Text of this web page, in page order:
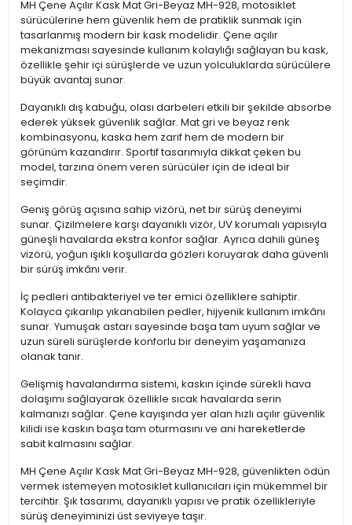
MH Çene Açılır Kask Mat Gri-Beyaz MH-928, motosiklet
sürücülerine hem güvenlik hem de pratiklik sunmak için
tasarlanmış modern bir kask modelidir. Çene açılır
mekanizması sayesinde kullanım kolaylığı sağlayan bu kask,
özellikle şehir içi sürüşlerde ve uzun yolculuklarda sürücülere
büyük avantaj sunar.
Dayanıklı dış kabuğu, olası darbeleri etkili bir şekilde absorbe
ederek yüksek güvenlik sağlar. Mat gri ve beyaz renk
kombinasyonu, kaska hem zarif hem de modern bir
görünüm kazandırır. Sportif tasarımıyla dikkat çeken bu
model, tarzına önem veren sürücüler için de ideal bir
seçimdir.
Geniş görüş açısına sahip vizörü, net bir sürüş deneyimi
sunar. Çizilmelere karşı dayanıklı vizör, UV korumalı yapısıyla
güneşli havalarda ekstra konfor sağlar. Ayrıca dahili güneş
vizörü, yoğun ışıklı koşullarda gözleri koruyarak daha güvenli
bir sürüş imkânı verir.
İç pedleri antibakteriyel ve ter emici özelliklere sahiptir.
Kolayca çıkarılıp yıkanabilen pedler, hijyenik kullanım imkânı
sunar. Yumuşak astarı sayesinde başa tam uyum sağlar ve
uzun süreli sürüşlerde konforlu bir deneyim yaşamanıza
olanak tanır.
Gelişmiş havalandırma sistemi, kaskın içinde sürekli hava
dolaşımı sağlayarak özellikle sıcak havalarda serin
kalmanızı sağlar. Çene kayışında yer alan hızlı açılır güvenlik
kilidi ise kaskın başa tam oturmasını ve ani hareketlerde
sabit kalmasını sağlar.
MH Çene Açılır Kask Mat Gri-Beyaz MH-928, güvenlikten ödün
vermek istemeyen motosiklet kullanıcıları için mükemmel bir
tercihtir. Şık tasarımı, dayanıklı yapısı ve pratik özellikleriyle
sürüş deneyiminizi üst seviyeye taşır.